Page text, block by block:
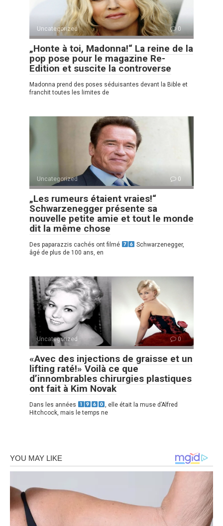
Uncategorized 0
„Honte à toi, Madonna!“ La reine de la
pop pose pour le magazine Re-
Edition et suscite la controverse
Madonna prend des poses séduisantes devant la Bible et
franchit toutes les limites de
Uncategorized 0
„Les rumeurs étaient vraies!“
Schwarzenegger présente sa
nouvelle petite amie et tout le monde
dit la même chose
Des paparazzis cachés ont filmé
Schwarzenegger,
âgé de plus de 100 ans, en
Uncategorized 0
«Avec des injections de graisse et un
lifting raté!» Voilà ce que
d’innombrables chirurgies plastiques
ont fait à Kim Novak
Dans les années
, elle était la muse d’Alfred
Hitchcock, mais le temps ne